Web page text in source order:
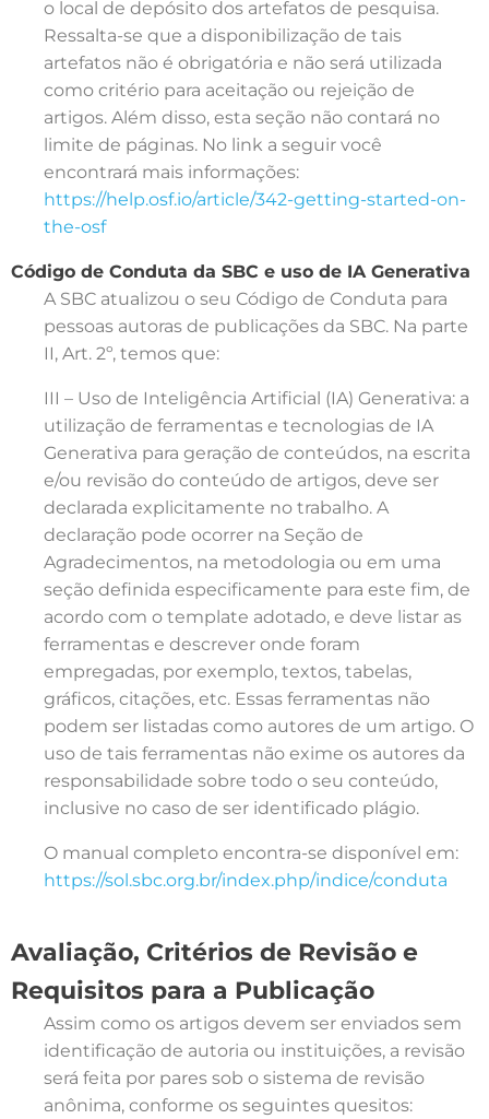
o local de depósito dos artefatos de pesquisa.
Ressalta-se que a disponibilização de tais
artefatos não é obrigatória e não será utilizada
como critério para aceitação ou rejeição de
artigos. Além disso, esta seção não contará no
limite de páginas. No link a seguir você
encontrará mais informações:
https://help.osf.io/article/342-getting-started-on-
the-osf
Código de Conduta da SBC e uso de IA Generativa
A SBC atualizou o seu Código de Conduta para
pessoas autoras de publicações da SBC. Na parte
II, Art. 2º, temos que:
III – Uso de Inteligência Artificial (IA) Generativa: a
utilização de ferramentas e tecnologias de IA
Generativa para geração de conteúdos, na escrita
e/ou revisão do conteúdo de artigos, deve ser
declarada explicitamente no trabalho. A
declaração pode ocorrer na Seção de
Agradecimentos, na metodologia ou em uma
seção definida especificamente para este fim, de
acordo com o template adotado, e deve listar as
ferramentas e descrever onde foram
empregadas, por exemplo, textos, tabelas,
gráficos, citações, etc. Essas ferramentas não
podem ser listadas como autores de um artigo. O
uso de tais ferramentas não exime os autores da
responsabilidade sobre todo o seu conteúdo,
inclusive no caso de ser identificado plágio.
O manual completo encontra-se disponível em:
https://sol.sbc.org.br/index.php/indice/conduta
Avaliação, Critérios de Revisão e
Requisitos para a Publicação
Assim como os artigos devem ser enviados sem
identificação de autoria ou instituições, a revisão
será feita por pares sob o sistema de revisão
anônima, conforme os seguintes quesitos: